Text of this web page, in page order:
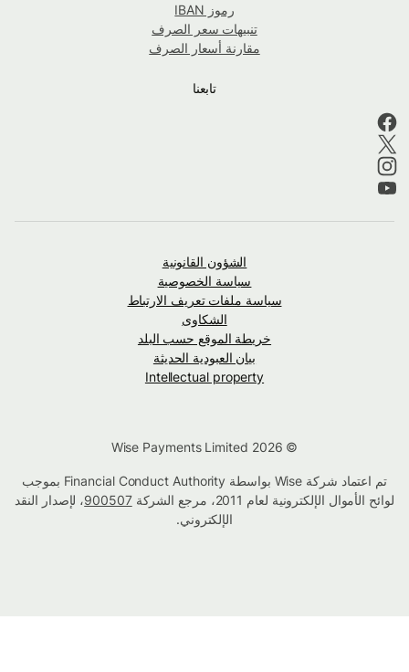
رموز IBAN
تنبيهات سعر الصرف
مقارنة أسعار الصرف
تابعنا
الشؤون القانونية
سياسة الخصوصية
سياسة ملفات تعريف الارتباط
الشكاوى
خريطة الموقع حسب البلد
بيان العبودية الحديثة
Intellectual property
تم اعتماد شركة Wise بواسطة Financial Conduct Authority بموجب
لوائح الأموال الإلكترونية لعام 2011، مرجع الشركة
900507، لإصدار النقد
الإلكتروني.